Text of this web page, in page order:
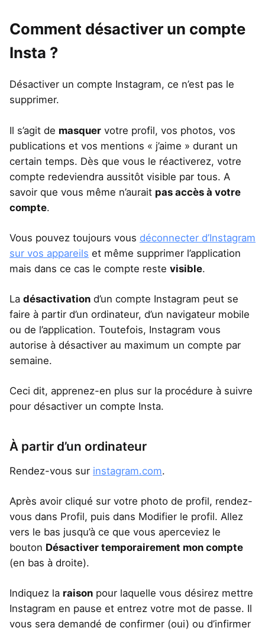
Comment désactiver un compte
Insta ?
Désactiver un compte Instagram, ce n’est pas le
supprimer.
Il s’agit de masquer votre profil, vos photos, vos
publications et vos mentions « j’aime » durant un
certain temps. Dès que vous le réactiverez, votre
compte redeviendra aussitôt visible par tous. A
savoir que vous même n’aurait pas accès à votre
compte.
Vous pouvez toujours vous déconnecter d’Instagram
sur vos appareils et même supprimer l’application
mais dans ce cas le compte reste visible.
La désactivation d’un compte Instagram peut se
faire à partir d’un ordinateur, d’un navigateur mobile
ou de l’application. Toutefois, Instagram vous
autorise à désactiver au maximum un compte par
semaine.
Ceci dit, apprenez-en plus sur la procédure à suivre
pour désactiver un compte Insta.
À partir d’un ordinateur
Rendez-vous sur instagram.com.
Après avoir cliqué sur votre photo de profil, rendez-
vous dans Profil, puis dans Modifier le profil. Allez
vers le bas jusqu’à ce que vous aperceviez le
bouton Désactiver temporairement mon compte
(en bas à droite).
Indiquez la raison pour laquelle vous désirez mettre
Instagram en pause et entrez votre mot de passe. Il
vous sera demandé de confirmer (oui) ou d’infirmer